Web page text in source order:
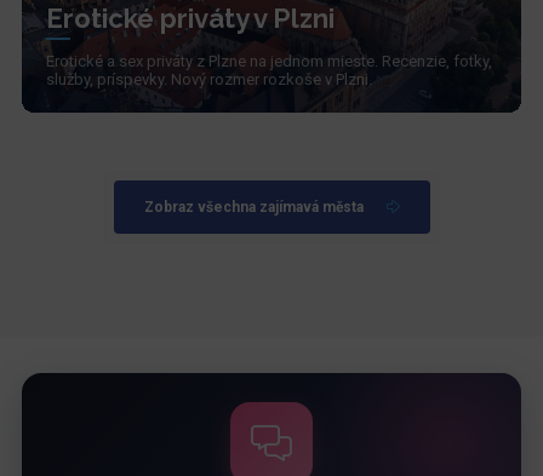
Erotické priváty v Plzni
Erotické a sex priváty z Plzne na jednom mieste. Recenzie, fotky,
služby, príspevky. Nový rozmer rozkoše v Plzni.
Zobraz všechna zajímavá města